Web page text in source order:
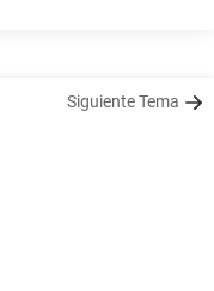
Siguiente Tema